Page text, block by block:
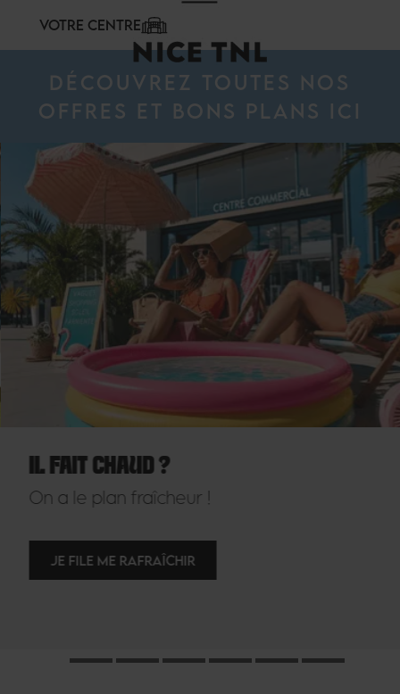
VOTRE CENTRE
DÉCOUVREZ TOUTES NOS
OFFRES ET BONS PLANS ICI
IL FAIT CHAUD ?
On a le plan fraîcheur !
JE FILE ME RAFRAÎCHIR
Panneau de gestion des cookies